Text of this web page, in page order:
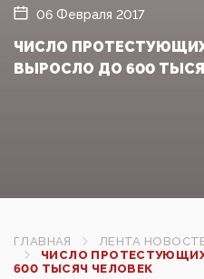
06 Февраля 2017
ЧИСЛО
ВЫРОСЛО ДО 600
ГЛАВНАЯ
ЛЕНТА
ЧИСЛО
600 ТЫСЯЧ ЧЕЛОВЕК